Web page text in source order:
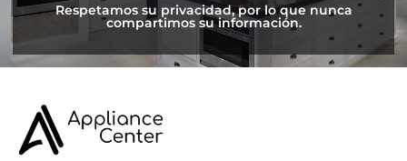
Respetamos su privacidad, por lo que nunca
compartimos su información.